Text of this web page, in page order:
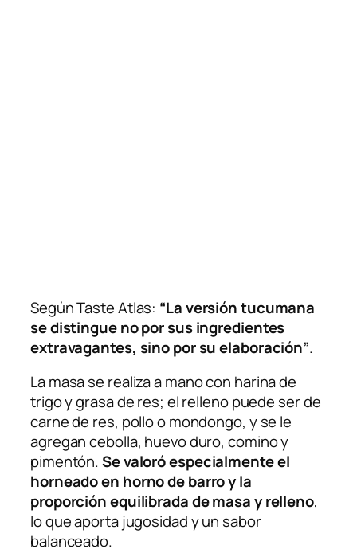
SegúnTaste Atlas: “La versión tucumana
se distingue no por sus ingredientes
extravagantes, sino por su elaboración”.
La masa se realiza a mano con harina de
trigo y grasa de res; el relleno puede ser de
carne de res, pollo o mondongo, y se le
agregan cebolla, huevo duro, comino y
pimentón.Se valoró especialmente el
horneado en horno de barro y la
proporción equilibrada de masa y relleno,
lo que aporta jugosidad y un sabor
balanceado.